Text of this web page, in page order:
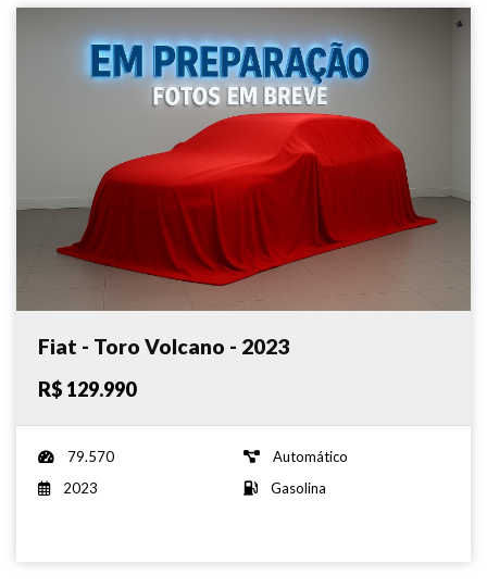
Fiat - Toro Volcano - 2023
R$ 129.990
79.570
Automático
2023
Gasolina